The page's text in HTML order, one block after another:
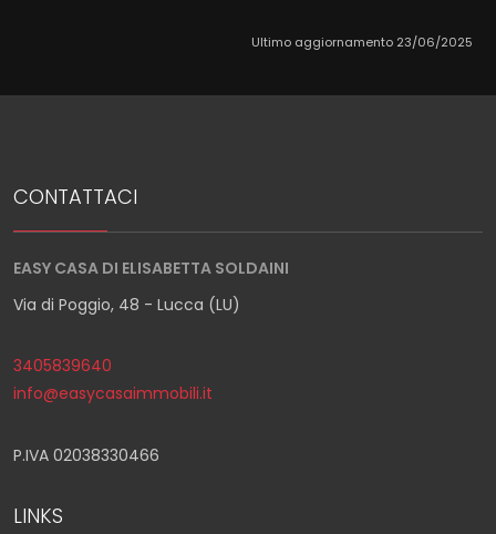
Ultimo aggiornamento 23/06/2025
CONTATTACI
EASY CASA DI ELISABETTA SOLDAINI
Via di Poggio, 48 - Lucca (LU)
3405839640
info@easycasaimmobili.it
P.IVA 02038330466
LINKS